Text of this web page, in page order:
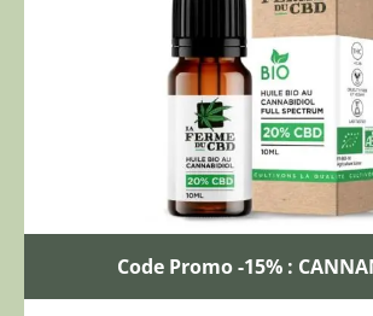
Code Promo -15% :